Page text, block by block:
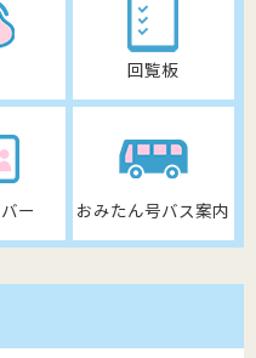
回覧板
ー おみたん号バス案内